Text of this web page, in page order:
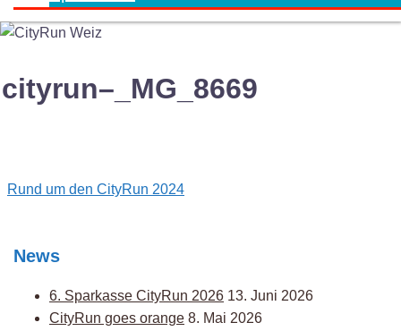
cityrun–_MG_8669
Post
Rund um den CityRun 2024
News
6. Sparkasse CityRun 2026 13. Juni 2026
CityRun goes orange 8. Mai 2026